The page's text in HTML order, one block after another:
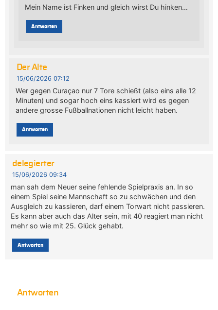
Mein Name ist Finken und gleich wirst Du hinken…
Antworten
Der Alte
15/06/2026 07:12
Wer gegen Curaçao nur 7 Tore schießt (also eins alle 12
Minuten) und sogar hoch eins kassiert wird es gegen
andere grosse Fußballnationen nicht leicht haben.
Antworten
delegierter
15/06/2026 09:34
man sah dem Neuer seine fehlende Spielpraxis an. In so
einem Spiel seine Mannschaft so zu schwächen und den
Ausgleich zu kassieren, darf einem Torwart nicht passieren.
Es kann aber auch das Alter sein, mit 40 reagiert man nicht
mehr so wie mit 25. Glück gehabt.
Antworten
Antworten